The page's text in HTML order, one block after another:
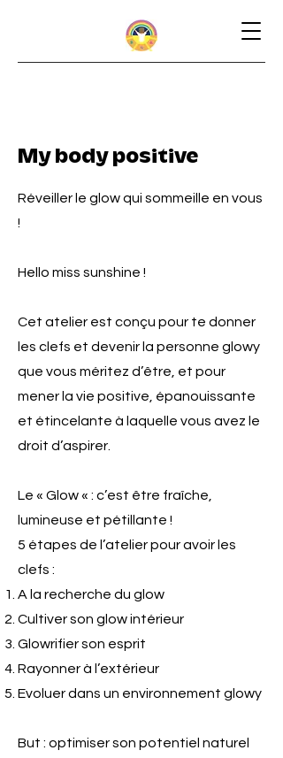
My body positive
Réveiller le glow qui sommeille en vous
!
Hello miss sunshine !
Cet atelier est conçu pour te donner
les clefs et devenir la personne glowy
que vous méritez d’être, et pour
mener la vie positive, épanouissante
et étincelante à laquelle vous avez le
droit d’aspirer.
Le « Glow « : c’est être fraîche,
lumineuse et pétillante !
5 étapes de l’atelier pour avoir les
clefs :
A la recherche du glow
Cultiver son glow intérieur
Glowrifier son esprit
Rayonner à l’extérieur
Evoluer dans un environnement glowy
But : optimiser son potentiel naturel